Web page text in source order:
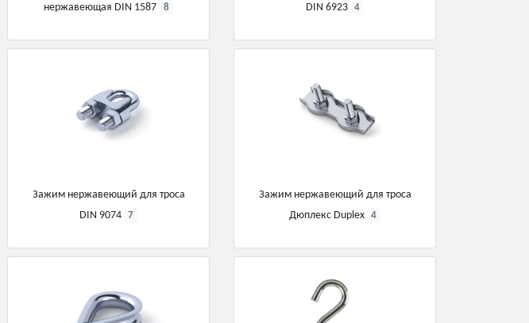
нержавеющая DIN 1587
8
DIN 6923
4
Зажим нержавеющий для троса
DIN 9074
7
Зажим нержавеющий для троса
Дюплекс Duplex
4